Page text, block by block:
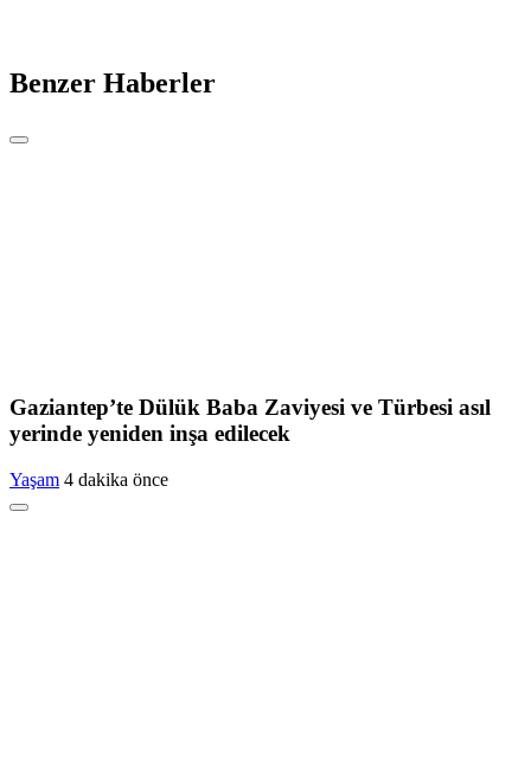
Benzer Haberler
Gaziantep’te Dülük Baba Zaviyesi ve Türbesi asıl
yerinde yeniden inşa edilecek
Yaşam 4 dakika önce